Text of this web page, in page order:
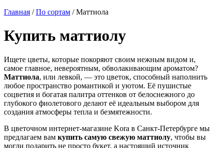
Главная / По сортам /Маттиола
Купить маттиолу
Ищете цветы, которые покоряют своим нежным видом и,
самое главное, невероятным, обволакивающим ароматом?
Маттиола, или левкой, — это цветок, способный наполнить
любое пространство романтикой и уютом. Её пушистые
соцветия и богатая палитра оттенков от белоснежного до
глубокого фиолетового делают её идеальным выбором для
создания атмосферы тепла и безмятежности.
В цветочном интернет-магазине Kora в Санкт-Петербурге мы
предлагаем вам купить самую свежую маттиолу, чтобы вы
могли подарить не просто букет, а настоящий источник